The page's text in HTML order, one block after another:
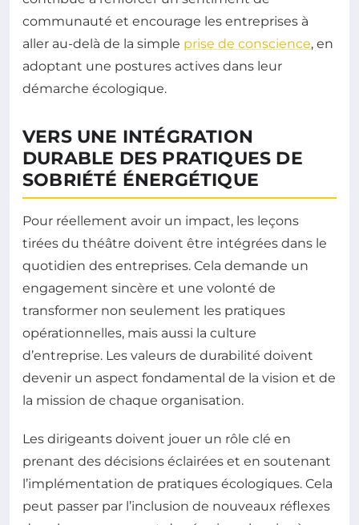
communauté et encourage les entreprises à
aller au-delà de la simple prise de conscience, en
adoptant une postures actives dans leur
démarche écologique.
VERS UNE INTÉGRATION
DURABLE DES PRATIQUES DE
SOBRIÉTÉ ÉNERGÉTIQUE
Pour réellement avoir un impact, les leçons
tirées du théâtre doivent être intégrées dans le
quotidien des entreprises. Cela demande un
engagement sincère et une volonté de
transformer non seulement les pratiques
opérationnelles, mais aussi la culture
d’entreprise. Les valeurs de durabilité doivent
devenir un aspect fondamental de la vision et de
la mission de chaque organisation.
Les dirigeants doivent jouer un rôle clé en
prenant des décisions éclairées et en soutenant
l’implémentation de pratiques écologiques. Cela
peut passer par l’inclusion de nouveaux réflexes